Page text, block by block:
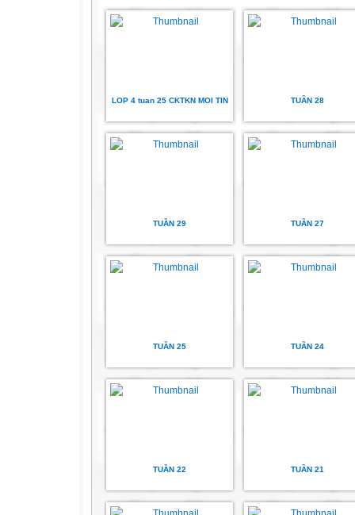
LOP 4 tuan 25 CKTKN MOI TIN TUẦN 28
TUẦN 29 TUẦN 27
TUẦN 25 TUẦN 24
TUẦN 22 TUẦN 21